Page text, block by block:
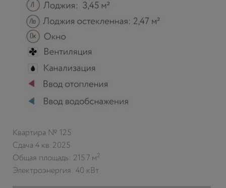
Квартира № 125
Сдача 4 кв. 2025
Общая площадь: 215.7 м2
Электроэнергия: 40 кВт